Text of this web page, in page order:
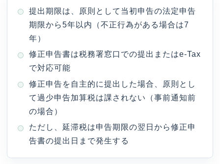
提出期限は、原則として当初申告の法定申告
期限から5年以内（不正行為がある場合は7
年）
修正申告書は税務署窓口での提出またはe-Tax
で対応可能
修正申告を自主的に提出した場合、原則とし
て過少申告加算税は課されない（事前通知前
の場合）
ただし、延滞税は申告期限の翌日から修正申
告書の提出日まで発生する